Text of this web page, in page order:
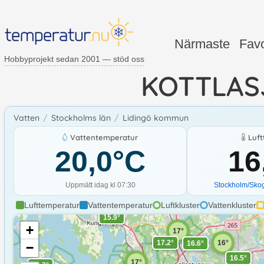
Hobbyprojekt sedan 2001 — stöd oss
Närmaste
Vatten / Stockholms län / Lidingö kommun
Vattentemperatur
20,0°C
Uppmätt idag kl 07:30 Stockholm/
Lufttemperatur Vattentemperatur Luftkluster Vattenkluster
16°
16.5°
16°
17.2° 16.6°
17°
17°
15.2°
15.9°
16.4°
16.8°
+
−